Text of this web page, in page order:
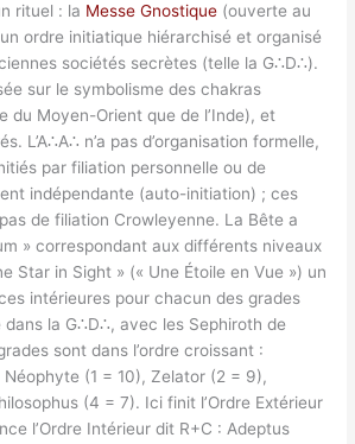
rituel : la Messe Gnostique (ouverte au
un ordre initiatique hiérarchisé et organisé
sociétés secrètes (telle la G∴D∴).
sur le symbolisme des chakras
du Moyen-Orient que de l’Inde), et
L’A∴A∴ n’a pas d’organisation formelle,
par filiation personnelle ou de
indépendante (auto-initiation) ; ces
de filiation Crowleyenne. La Bête a
» correspondant aux différents niveaux
Star in Sight » (« Une Étoile en Vue ») un
intérieures pour chacun des grades
la G∴D∴, avec les Sephiroth de
sont dans l’ordre croissant :
(1 = 10), Zelator (2 = 9),
(4 = 7). Ici finit l’Ordre Extérieur
l’Ordre Intérieur dit R+C : Adeptus